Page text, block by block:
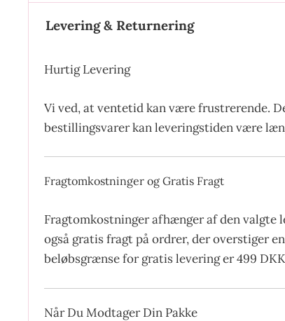
Levering & Returnering
Hurtig Levering
Vi ved, at ventetid kan være frustrerende.
bestillingsvarer kan leveringstiden være
Fragtomkostninger og Gratis Fragt
Fragtomkostninger afhænger af den valgte
også gratis fragt på ordrer, der overstiger
beløbsgrænse for gratis levering er 499
Når Du Modtager Din Pakke